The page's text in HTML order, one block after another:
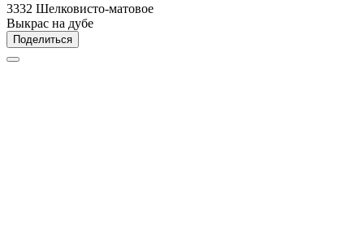
3332 Шелковисто-матовое
Выкрас на дубе
Поделиться